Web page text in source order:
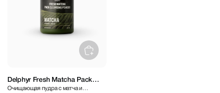
Delphyr Fresh Matcha Pack
Cleansing Powder 40 g
Очищающая пудра с матча и